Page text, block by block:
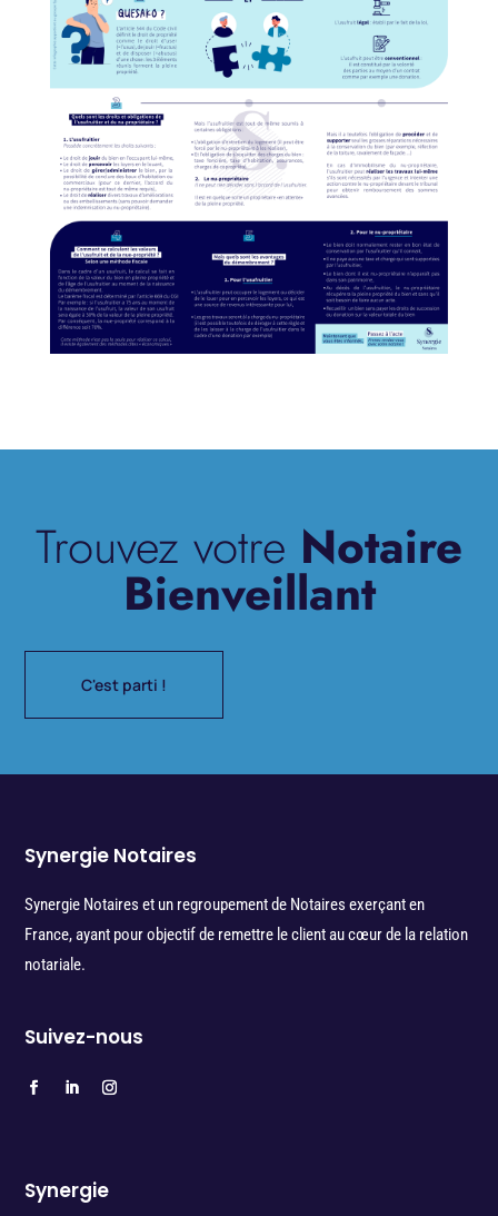
Trouvez votre Notaire
Bienveillant
C'est parti !
Synergie Notaires
Synergie Notaires et un regroupement de Notaires exerçant en
France, ayant pour objectif de remettre le client au cœur de la relation
notariale.
Suivez-nous
Synergie